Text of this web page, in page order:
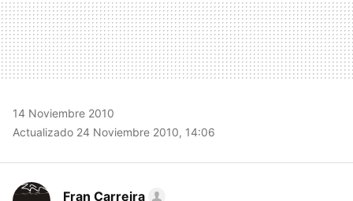
14 Noviembre 2010
Actualizado 24 Noviembre 2010, 14:06
Fran Carreira